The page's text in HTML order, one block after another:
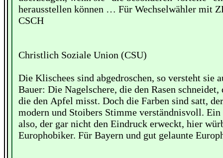
herausstellen können … Für Wechselwähler mit
CSCH
Christlich Soziale Union (CSU)
Die Klischees sind abgedroschen, so versteht sie
Bauer: Die Nagelschere, die den Rasen
die den Apfel misst. Doch die Farben sind satt,
modern und Stoibers Stimme verständnisvoll. Ein
also, der gar nicht den Eindruck erweckt, hier
Europhobiker. Für Bayern und gut gelaunte